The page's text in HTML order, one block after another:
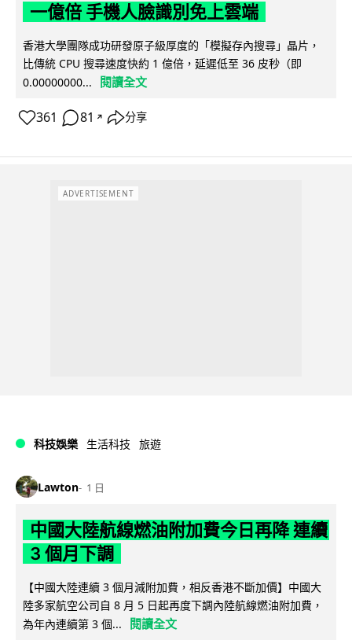
一億倍 手機人臉識別免上雲端
香港大學團隊成功研發原子級厚度的「模擬存內搜尋」晶片，
比傳統 CPU 搜尋速度快約 1 億倍，延遲低至 36 皮秒（即
0.00000000...
閱讀全文
361 81 ↗ 分享
ADVERTISEMENT
科技娛樂 生活科技 旅遊
Lawton 1 日
中國大陸航線燃油附加費今日再降 連續
3 個月下調
【中國大陸連續 3 個月減附加費，相反香港不斷加價】中國大
陸多家航空公司自 8 月 5 日起再度下調內陸航線燃油附加費，
為年內連續第 3 個...
閱讀全文